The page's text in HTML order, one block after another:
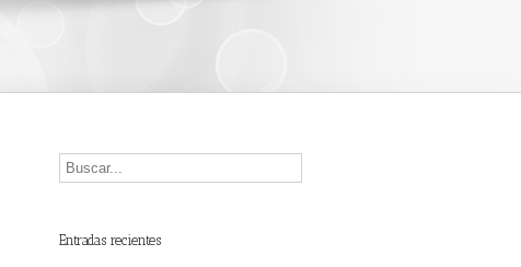
Entradas recientes